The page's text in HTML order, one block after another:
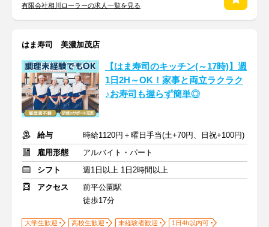
有限会社相川ローラーの求人一覧を見る
はま寿司 美濃加茂店
【はま寿司のキッチン(～17時)】週
1日2H～OK！家事と両立ラクラク
♪お寿司も握らず簡単◎
給与
時給1120円＋曜日手当(土+70円、日祝+100円)
雇用形態
アルバイト・パート
シフト
週1日以上 1日2時間以上
アクセス
前平公園駅
徒歩17分
大学生歓迎 高校生歓迎 未経験者歓迎
1日4h以内可